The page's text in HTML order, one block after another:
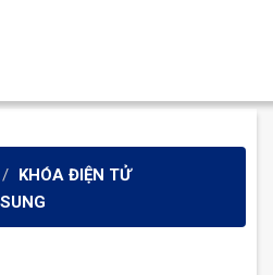
KHÓA ĐIỆN TỬ